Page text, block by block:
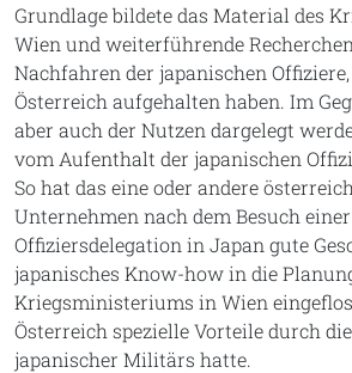
Grundlage bildete das Material des
Wien und weiterführende
Nachfahren der japanischen
Österreich aufgehalten haben. Im
aber auch der Nutzen dargelegt
vom Aufenthalt der japanischen
So hat das eine oder andere
Unternehmen nach dem Besuch
Offiziersdelegation in Japan gute
japanisches Know-how in die
Kriegsministeriums in Wien
Österreich spezielle Vorteile durch
japanischer Militärs hatte.